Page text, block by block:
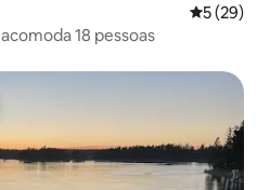
5 de uma
5 (29)
18 pessoas